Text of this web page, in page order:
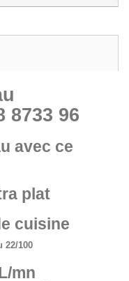
8733 96
avec ce
plat
cuisine
22/100
mn